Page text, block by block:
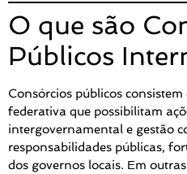
O que são
Públicos
Consórcios públicos
federativa que possibilitam
intergovernamental e gestão
responsabilidades públicas,
dos governos locais. Em